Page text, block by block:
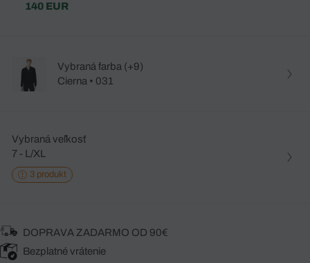
140 EUR
Vybraná farba (+9)
Cierna • 031
Vybraná veľkosť
7 - L/XL
3 produkt
DOPRAVA ZADARMO OD 90€
Bezplatné vrátenie